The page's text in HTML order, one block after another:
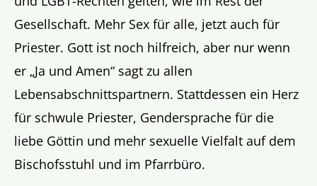
Gesellschaft. Mehr Sex für alle, jetzt auch für
Priester. Gott ist noch hilfreich, aber nur wenn
er „Ja und Amen“ sagt zu allen
Lebensabschnittspartnern. Stattdessen ein Herz
für schwule Priester, Gendersprache für die
liebe Göttin und mehr sexuelle Vielfalt auf dem
Bischofsstuhl und im Pfarrbüro.